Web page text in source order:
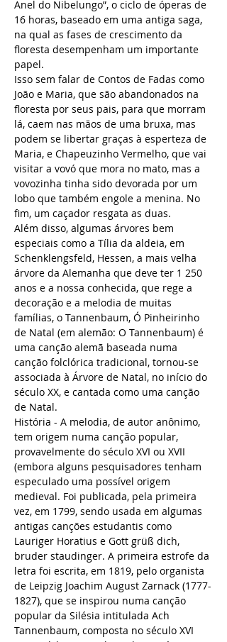
Anel do Nibelungo”, o ciclo de óperas de
16 horas, baseado em uma antiga saga,
na qual as fases de crescimento da
floresta desempenham um importante
papel.
Isso sem falar de Contos de Fadas como
João e Maria, que são abandonados na
floresta por seus pais, para que morram
lá, caem nas mãos de uma bruxa, mas
podem se libertar graças à esperteza de
Maria, e Chapeuzinho Vermelho, que vai
visitar a vovó que mora no mato, mas a
vovozinha tinha sido devorada por um
lobo que também engole a menina. No
fim, um caçador resgata as duas.
Além disso, algumas árvores bem
especiais como a Tília da aldeia, em
Schenklengsfeld, Hessen, a mais velha
árvore da Alemanha que deve ter 1 250
anos e a nossa conhecida, que rege a
decoração e a melodia de muitas
famílias, o Tannenbaum, Ó Pinheirinho
de Natal (em alemão: O Tannenbaum) é
uma canção alemã baseada numa
canção folclórica tradicional, tornou-se
associada à Árvore de Natal, no início do
século XX, e cantada como uma canção
de Natal.
História - A melodia, de autor anônimo,
tem origem numa canção popular,
provavelmente do século XVI ou XVII
(embora alguns pesquisadores tenham
especulado uma possível origem
medieval. Foi publicada, pela primeira
vez, em 1799, sendo usada em algumas
antigas canções estudantis como
Lauriger Horatius e Gott grüß dich,
bruder staudinger. A primeira estrofe da
letra foi escrita, em 1819, pelo organista
de Leipzig Joachim August Zarnack (1777-
1827), que se inspirou numa canção
popular da Silésia intitulada Ach
Tannenbaum, composta no século XVI